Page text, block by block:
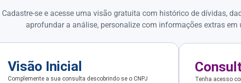
Cadastre-se e acesse uma visão gratuita com histórico de dívidas,
aprofundar a análise, personalize com informações extras
Visão Inicial
Complemente a sua consulta descobrindo se o CNPJ
Tenha acesso